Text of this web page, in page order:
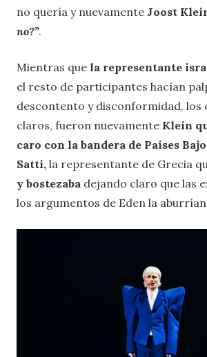
no quería y nuevamente Joost
no?”.
Mientras que la representante
el resto de participantes hacían
descontento y disconformidad, los
claros, fueron nuevamente Klein
caro con la bandera de Países
Satti, la representante de Grecia
y bostezaba dejando claro que las
los argumentos de Eden la